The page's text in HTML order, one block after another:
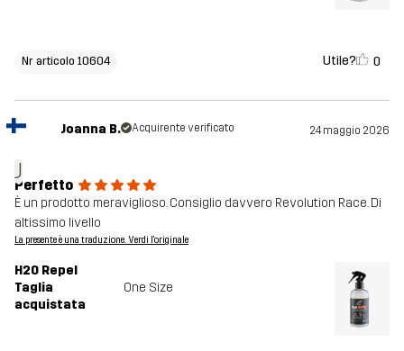
Nr articolo 10604 Utile? 0
J
Joanna B. Acquirente verificato 24 maggio 2026
Perfetto
È un prodotto meraviglioso. Consiglio davvero Revolution Race. Di
altissimo livello
La presente è una traduzione. Verdi l'originale
H2O Repel
Taglia
acquistata
One Size